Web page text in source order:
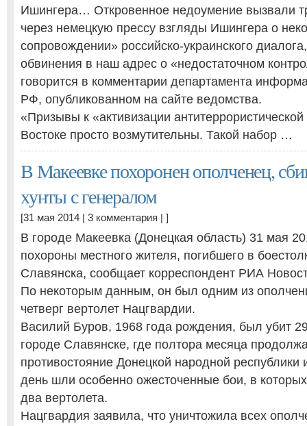
Ишингера… Откровенное недоумение вызвали
через немецкую прессу взгляды Ишингера о
сопровождении» российско-украинского
обвинения в наш адрес о «недостаточном
говорится в комментарии департамента
РФ, опубликованном на сайте ведомства.
«Призывы к «активизации
Востоке просто возмутительны. Такой набор …
В Макеевке похоронен ополченец,
хунты с генералом
[31 мая 2014 | 3 комментария | ]
В городе Макеевка (Донецкая область) 31 мая
похороны местного жителя, погибшего в
Славянска, сообщает корреспондент РИА
По некоторым данным, он был одним из
четверг вертолет Нацгвардии.
Василий Буров, 1968 года рождения, был убит
городе Славянске, где полтора месяца
противостояние Донецкой народной республики
день шли особенно ожесточенные бои, в
два вертолета.
Нацгвардия заявила, что уничтожила всех